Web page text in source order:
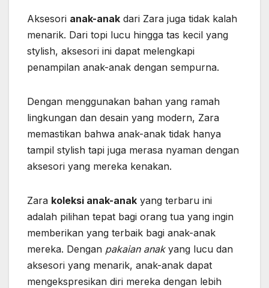
Aksesori anak-anak dari Zara juga tidak kalah
menarik. Dari topi lucu hingga tas kecil yang
stylish, aksesori ini dapat melengkapi
penampilan anak-anak dengan sempurna.
Dengan menggunakan bahan yang ramah
lingkungan dan desain yang modern, Zara
memastikan bahwa anak-anak tidak hanya
tampil stylish tapi juga merasa nyaman dengan
aksesori yang mereka kenakan.
Zara koleksi anak-anak yang terbaru ini
adalah pilihan tepat bagi orang tua yang ingin
memberikan yang terbaik bagi anak-anak
mereka. Dengan pakaian anakyang lucu dan
aksesori yang menarik, anak-anak dapat
mengekspresikan diri mereka dengan lebih